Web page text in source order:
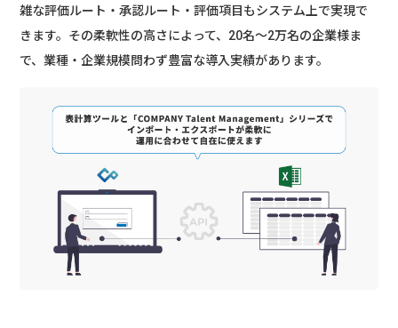
雑な評価ルート・承認ルート・評価項目もシステム上で実現で
きます。その柔軟性の高さによって、20名～2万名の企業様ま
で、業種・企業規模問わず豊富な導入実績があります。